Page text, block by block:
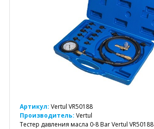
Артикул: Vertul VR50188
Производитель: Vertul
Тестер давления масла 0-8 Bar Vertul VR50188